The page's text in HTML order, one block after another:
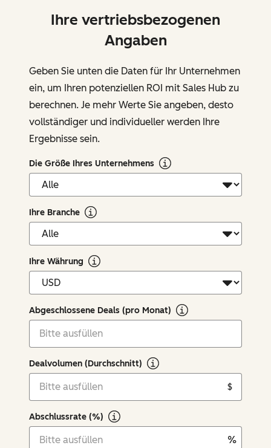
Ihre vertriebsbezogenen
Angaben
Geben Sie unten die Daten für Ihr Unternehmen
ein, um Ihren potenziellen ROI mit Sales Hub zu
berechnen. Je mehr Werte Sie angeben, desto
vollständiger und individueller werden Ihre
Ergebnisse sein.
Die Größe Ihres Unternehmens
Ihre Branche
Ihre Währung
Abgeschlossene Deals (pro Monat)
Dealvolumen (Durchschnitt)
$
Abschlussrate (%)
%